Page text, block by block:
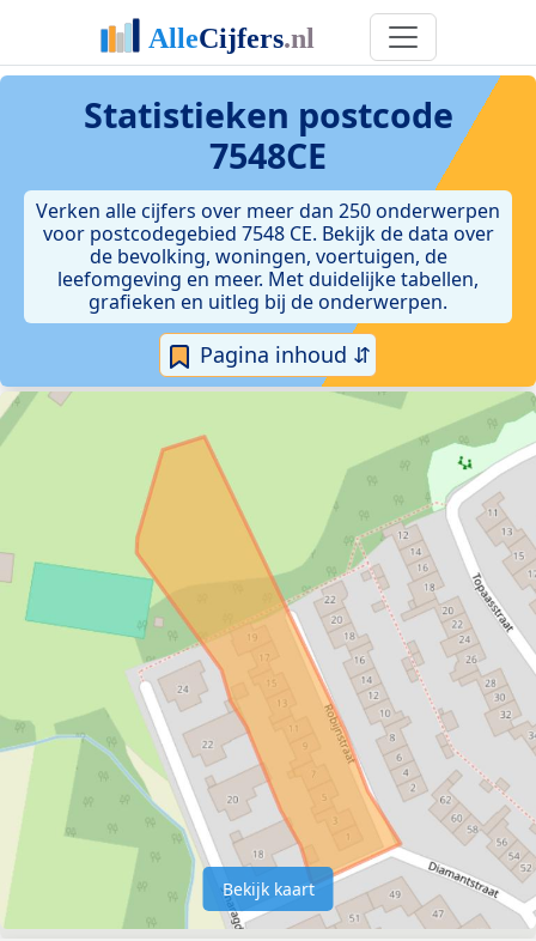
Statistieken postcode
7548CE
Verken alle cijfers over meer dan 250 onderwerpen
voor postcodegebied 7548 CE. Bekijk de data over
de bevolking, woningen, voertuigen, de
leefomgeving en meer. Met duidelijke tabellen,
grafieken en uitleg bij de onderwerpen.
Pagina inhoud ⇵
Bekijk kaart